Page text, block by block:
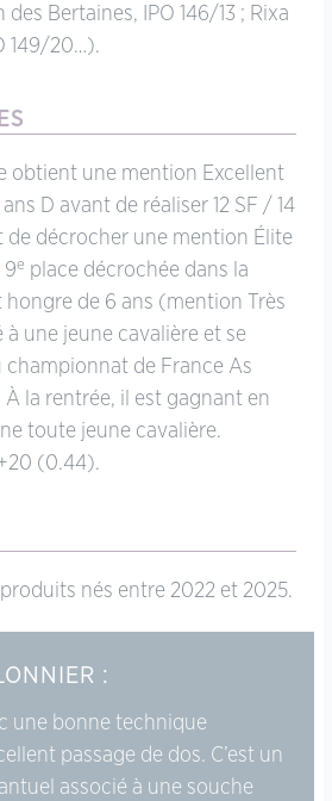
des Bertaines, IPO 146/13 ; Rixa
149/20…).
obtient une mention Excellent
D avant de réaliser 12 SF / 14
de décrocher une mention Élite
9e place décrochée dans la
hongre de 6 ans (mention Très
à une jeune cavalière et se
championnat de France As
À la rentrée, il est gagnant en
toute jeune cavalière.
+20 (0.44).
produits nés entre 2022 et 2025.
:
une bonne technique
passage de dos. C’est un
associé à une souche